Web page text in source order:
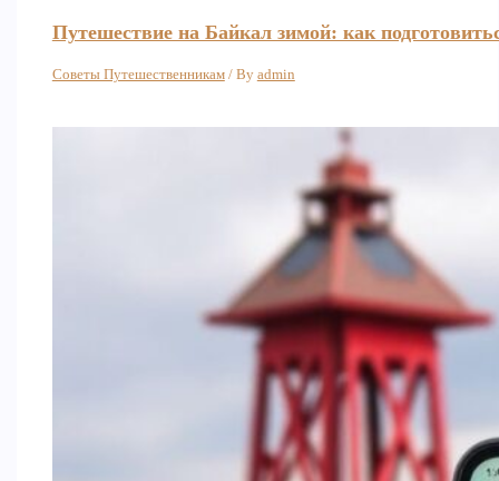
Путешествие на Байкал зимой: как
Советы Путешественникам/ By admin